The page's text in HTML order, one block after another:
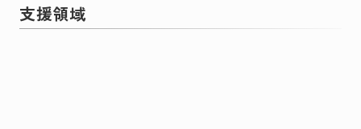
支援領域